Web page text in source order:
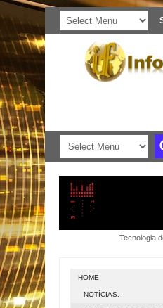
Tecnologia
HOME
NOTÍCIAS.